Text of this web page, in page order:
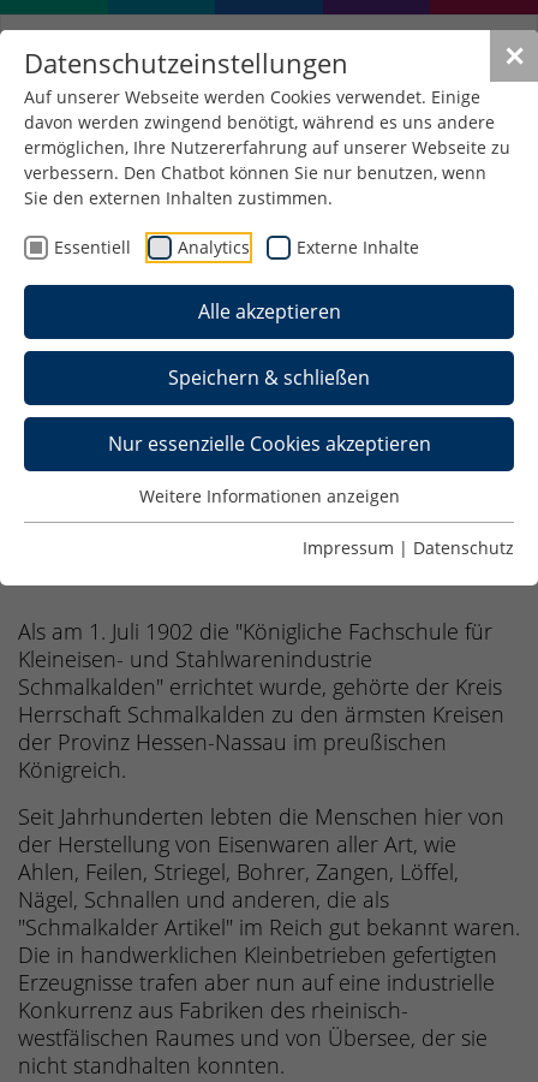
✕
Datenschutzeinstellungen
Auf unserer Webseite werden Cookies verwendet. Einige
davon werden zwingend benötigt, während es uns andere
ermöglichen, Ihre Nutzererfahrung auf unserer Webseite zu
verbessern. Den Chatbot können Sie nur benutzen, wenn
Sie den externen Inhalten zustimmen.
Essentiell Analytics Externe Inhalte
Alle akzeptieren
Speichern & schließen
Nur essenzielle Cookies akzeptieren
Weitere Informationen anzeigen
Impressum | Datenschutz
Die Geschichte der
Hochschule
Als am 1. Juli 1902 die "Königliche Fachschule für
Kleineisen- und Stahlwarenindustrie
Schmalkalden" errichtet wurde, gehörte der Kreis
Herrschaft Schmalkalden zu den ärmsten Kreisen
der Provinz Hessen-Nassau im preußischen
Königreich.
Seit Jahrhunderten lebten die Menschen hier von
der Herstellung von Eisenwaren aller Art, wie
Ahlen, Feilen, Striegel, Bohrer, Zangen, Löffel,
Nägel, Schnallen und anderen, die als
"Schmalkalder Artikel" im Reich gut bekannt waren.
Die in handwerklichen Kleinbetrieben gefertigten
Erzeugnisse trafen aber nun auf eine industrielle
Konkurrenz aus Fabriken des rheinisch-
westfälischen Raumes und von Übersee, der sie
nicht standhalten konnten.